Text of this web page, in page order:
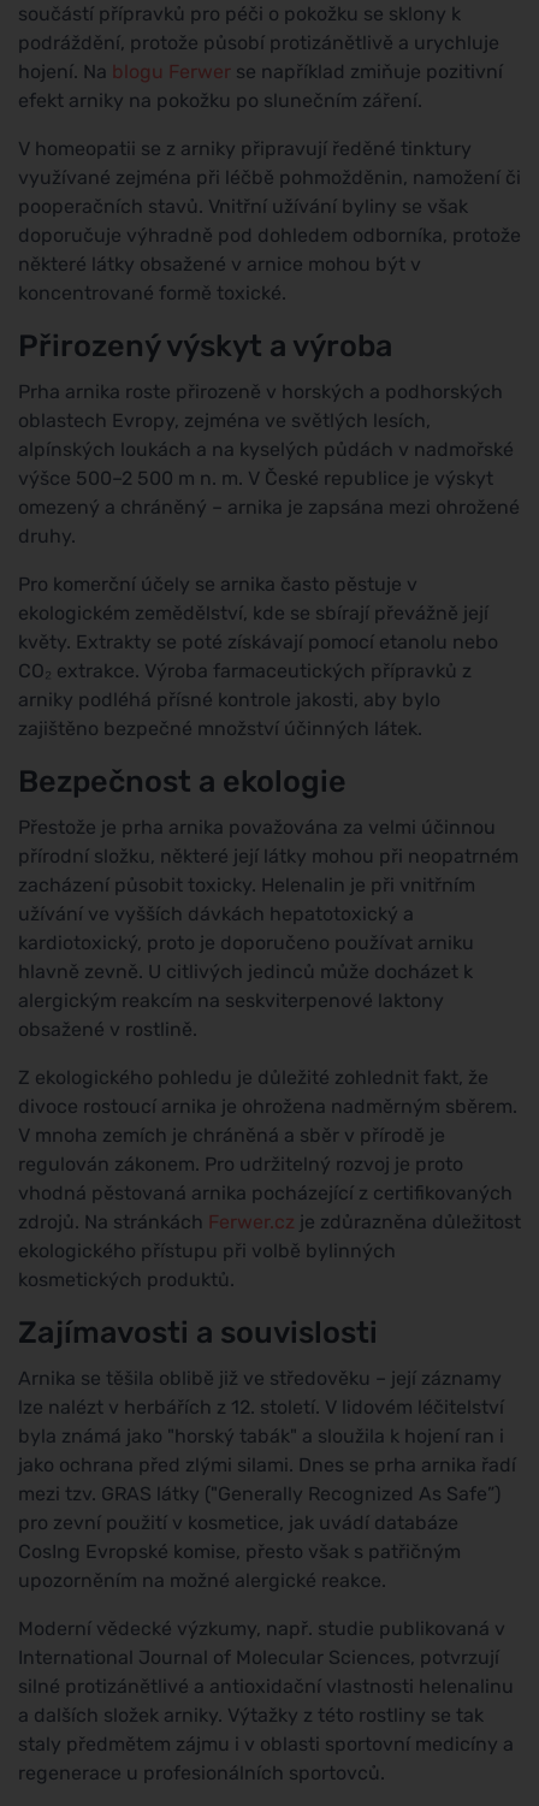
součástí přípravků pro péči o pokožku se sklony k
podráždění, protože působí protizánětlivě a urychluje
hojení. Na blogu Ferwer se například zmiňuje pozitivní
efekt arniky na pokožku po slunečním záření.
V homeopatii se z arniky připravují ředěné tinktury
využívané zejména při léčbě pohmožděnin, namožení či
pooperačních stavů. Vnitřní užívání byliny se však
doporučuje výhradně pod dohledem odborníka, protože
některé látky obsažené v arnice mohou být v
koncentrované formě toxické.
Přirozený výskyt a výroba
Prha arnika roste přirozeně v horských a podhorských
oblastech Evropy, zejména ve světlých lesích,
alpínských loukách a na kyselých půdách v nadmořské
výšce 500–2 500 m n. m. V České republice je výskyt
omezený a chráněný – arnika je zapsána mezi ohrožené
druhy.
Pro komerční účely se arnika často pěstuje v
ekologickém zemědělství, kde se sbírají převážně její
květy. Extrakty se poté získávají pomocí etanolu nebo
CO₂ extrakce. Výroba farmaceutických přípravků z
arniky podléhá přísné kontrole jakosti, aby bylo
zajištěno bezpečné množství účinných látek.
Bezpečnost a ekologie
Přestože je prha arnika považována za velmi účinnou
přírodní složku, některé její látky mohou při neopatrném
zacházení působit toxicky. Helenalin je při vnitřním
užívání ve vyšších dávkách hepatotoxický a
kardiotoxický, proto je doporučeno používat arniku
hlavně zevně. U citlivých jedinců může docházet k
alergickým reakcím na seskviterpenové laktony
obsažené v rostlině.
Z ekologického pohledu je důležité zohlednit fakt, že
divoce rostoucí arnika je ohrožena nadměrným sběrem.
V mnoha zemích je chráněná a sběr v přírodě je
regulován zákonem. Pro udržitelný rozvoj je proto
vhodná pěstovaná arnika pocházející z certifikovaných
zdrojů. Na stránkách Ferwer.cz je zdůrazněna důležitost
ekologického přístupu při volbě bylinných
kosmetických produktů.
Zajímavosti a souvislosti
Arnika se těšila oblibě již ve středověku – její záznamy
lze nalézt v herbářích z 12. století. V lidovém léčitelství
byla známá jako "horský tabák" a sloužila k hojení ran i
jako ochrana před zlými silami. Dnes se prha arnika řadí
mezi tzv. GRAS látky ("Generally Recognized As Safe”)
pro zevní použití v kosmetice, jak uvádí databáze
CosIng Evropské komise, přesto však s patřičným
upozorněním na možné alergické reakce.
Moderní vědecké výzkumy, např. studie publikovaná v
International Journal of Molecular Sciences, potvrzují
silné protizánětlivé a antioxidační vlastnosti helenalinu
a dalších složek arniky. Výtažky z této rostliny se tak
staly předmětem zájmu i v oblasti sportovní medicíny a
regenerace u profesionálních sportovců.